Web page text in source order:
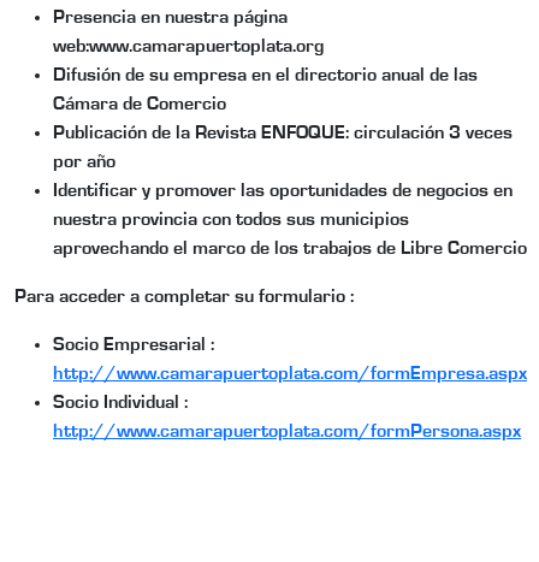
Presencia en nuestra página
web:www.camarapuertoplata.org
Difusión de su empresa en el directorio anual de las
Cámara de Comercio
Publicación de la Revista ENFOQUE: circulación 3 veces
por año
Identificar y promover las oportunidades de negocios en
nuestra provincia con todos sus municipios
aprovechando el marco de los trabajos de Libre Comercio
Para acceder a completar su formulario :
Socio Empresarial :
http://www.camarapuertoplata.com/formEmpresa.aspx
Socio Individual :
http://www.camarapuertoplata.com/formPersona.aspx